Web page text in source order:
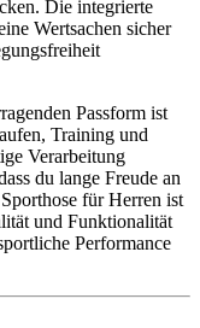
Die integrierte
Wertsachen sicher
Passform ist
Training und
Verarbeitung
du lange Freude an
für Herren ist
und Funktionalität
Performance